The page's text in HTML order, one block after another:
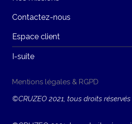
Contactez-nous
Espace client
I-suite
Mentions légales & RGPD
©CRUZEO 2021, tous droits réservés